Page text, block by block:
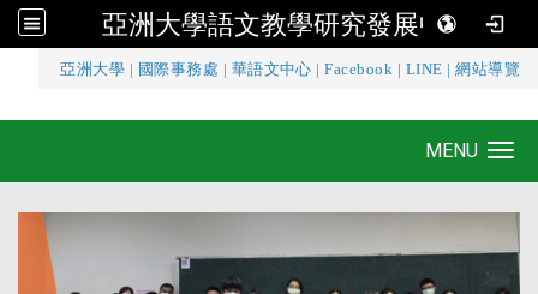
亞洲大學語文教學研究發展中心
亞洲大學 國際事務處 華語文中心 |Facebook LINE |網站導覽
亞洲大學語文教學研究發展中心
MENU